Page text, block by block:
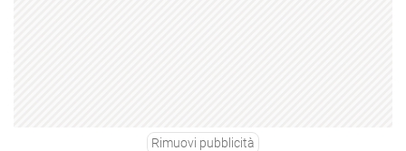
Rimuovi pubblicità